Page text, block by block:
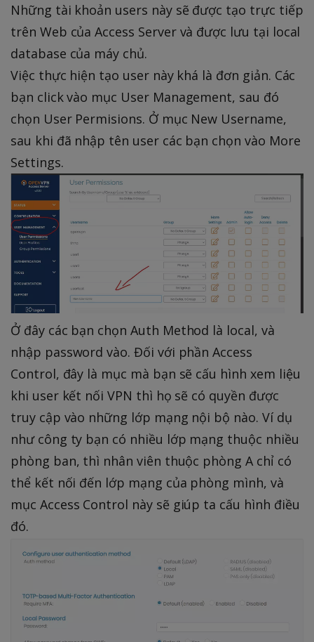
Những tài khoản users này sẽ được tạo trực tiếp
trên Web của Access Server và được lưu tại local
database của máy chủ.
Việc thực hiện tạo user này khá là đơn giản. Các
bạn click vào mục User Management, sau đó
chọn User Permisions. Ở mục New Username,
sau khi đã nhập tên user các bạn chọn vào More
Settings.
Ở đây các bạn chọn Auth Method là local, và
nhập password vào. Đối với phần Access
Control, đây là mục mà bạn sẽ cấu hình xem liệu
khi user kết nối VPN thì họ sẽ có quyền được
truy cập vào những lớp mạng nội bộ nào. Ví dụ
như công ty bạn có nhiều lớp mạng thuộc nhiều
phòng ban, thì nhân viên thuộc phòng A chỉ có
thể kết nối đến lớp mạng của phòng mình, và
mục Access Control này sẽ giúp ta cấu hình điều
đó.